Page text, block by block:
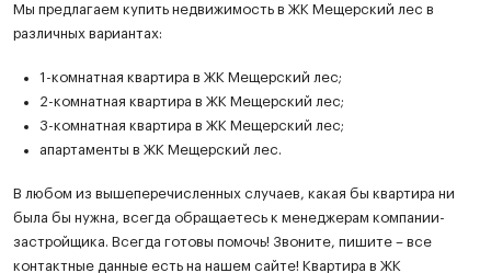
Мы предлагаем купить недвижимость в ЖК Мещерский лес в
различных вариантах:
1-комнатная квартира в ЖК Мещерский лес;
2-комнатная квартира в ЖК Мещерский лес;
3-комнатная квартира в ЖК Мещерский лес;
апартаменты в ЖК Мещерский лес.
В любом из вышеперечисленных случаев, какая бы квартира ни
была бы нужна, всегда обращаетесь к менеджерам компании-
застройщика. Всегда готовы помочь! Звоните, пишите – все
контактные данные есть на нашем сайте! Квартира в ЖК